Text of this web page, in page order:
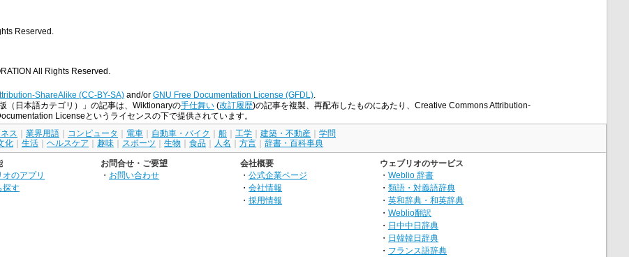
Reserved.
All Rights Reserved.
ShareAlike (CC-BY-SA) and/or GNU Free Documentation License (GFDL)
（日本語カテゴリ）」の記事は、Wiktionaryの手仕舞い (改訂履歴)の記事を複製、再配布したものにあたり、Creative Commons Attribution-
Licenseというライセンスの下で提供されています。
ス 業界用語 コンピュータ 電車 自動車・バイク 船 工学 建築・不動産
学問
化
生活 ヘルスケア 趣味 スポーツ 生物 食品 人名 方言 辞書・百科事典
オのアプリ
探す
お問合せ・ご要望
・ お問い合わせ
会社概要
・ 公式企業ページ
・ 会社情報
・ 採用情報
ウェブリオのサービス
・ Weblio 辞書
・ 類語・対義語辞典
・ 英和辞典・和英辞典
・ Weblio翻訳
・ 日中中日辞典
・ 日韓韓日辞典
・ フランス語辞典